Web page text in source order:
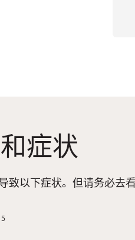
症状
致以下症状。但请务必去
5